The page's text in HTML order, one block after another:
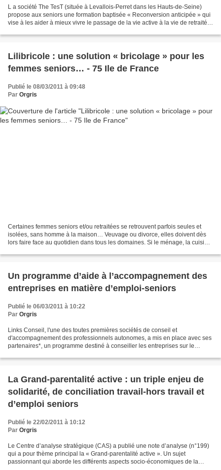
L a société The TesT (située à Levallois-Perret dans les Hauts-de-Seine)
propose aux seniors une formation baptisée « Reconversion anticipée » qui
vise à les aider à mieux vivre le passage de la vie active à la vie de retraité.
Lilibricole : une solution « bricolage » pour les
femmes seniors… - 75 Ile de France
Publié le 08/03/2011 à 09:48
Par Orgris
Certaines femmes seniors et/ou retraitées se retrouvent parfois seules et
isolées, sans homme à la maison… Veuvage ou divorce, elles doivent dès
lors faire face au quotidien dans tous les domaines. Si le ménage, la cuisine
Un programme d’aide à l’accompagnement des
entreprises en matière d’emploi-seniors
Publié le 06/03/2011 à 10:22
Par Orgris
Links Conseil, l'une des toutes premières sociétés de conseil et
d'accompagnement des professionnels autonomes, a mis en place avec ses
partenaires*, un programme destiné à conseiller les entreprises sur le
La Grand-parentalité active : un triple enjeu de
solidarité, de conciliation travail-hors travail et
d’emploi seniors
Publié le 22/02/2011 à 10:12
Par Orgris
Le Centre d’analyse stratégique (CAS) a publié une note d’analyse (n°199)
qui a pour thème principal la « Grand-parentalité active ». Un sujet
passionnant qui aborde les différents aspects socio-économiques de la